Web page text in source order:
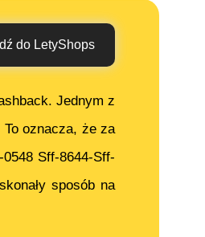
do LetyShops
Jednym z
oznacza, że za
Sff-8644-Sff-
sposób na